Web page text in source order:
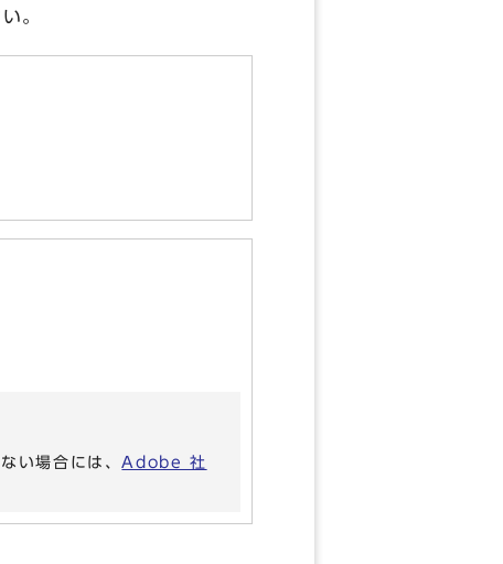
。
い場合には、Adobe 社